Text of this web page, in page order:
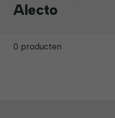
Alecto
0 producten